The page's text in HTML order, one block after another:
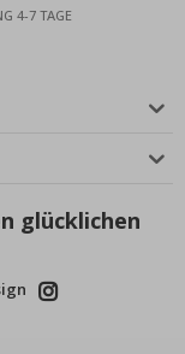
4-7 TAGE
glücklichen